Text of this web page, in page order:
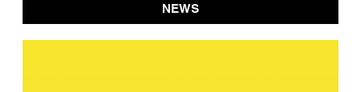
NEWS